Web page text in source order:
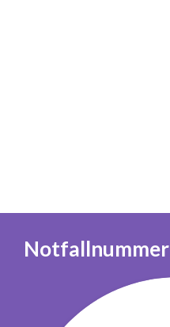
Notfallnummer